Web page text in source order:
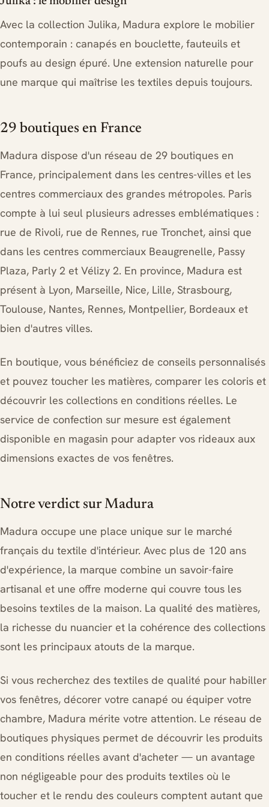
Avec la collection Julika, Madura explore le mobilier
contemporain : canapés en bouclette, fauteuils et
poufs au design épuré. Une extension naturelle pour
une marque qui maîtrise les textiles depuis toujours.
29 boutiques en France
Madura dispose d'un réseau de 29 boutiques en
France, principalement dans les centres-villes et les
centres commerciaux des grandes métropoles. Paris
compte à lui seul plusieurs adresses emblématiques :
rue de Rivoli, rue de Rennes, rue Tronchet, ainsi que
dans les centres commerciaux Beaugrenelle, Passy
Plaza, Parly 2 et Vélizy 2. En province, Madura est
présent à Lyon, Marseille, Nice, Lille, Strasbourg,
Toulouse, Nantes, Rennes, Montpellier, Bordeaux et
bien d'autres villes.
En boutique, vous bénéficiez de conseils personnalisés
et pouvez toucher les matières, comparer les coloris et
découvrir les collections en conditions réelles. Le
service de confection sur mesure est également
disponible en magasin pour adapter vos rideaux aux
dimensions exactes de vos fenêtres.
Notre verdict sur Madura
Madura occupe une place unique sur le marché
français du textile d'intérieur. Avec plus de 120 ans
d'expérience, la marque combine un savoir-faire
artisanal et une offre moderne qui couvre tous les
besoins textiles de la maison. La qualité des matières,
la richesse du nuancier et la cohérence des collections
sont les principaux atouts de la marque.
Si vous recherchez des textiles de qualité pour habiller
vos fenêtres, décorer votre canapé ou équiper votre
chambre, Madura mérite votre attention. Le réseau de
boutiques physiques permet de découvrir les produits
en conditions réelles avant d'acheter — un avantage
non négligeable pour des produits textiles où le
toucher et le rendu des couleurs comptent autant que